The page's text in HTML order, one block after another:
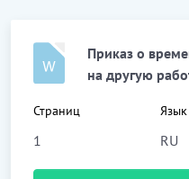
Приказ о
на другую
Страниц
1
Язык
RU